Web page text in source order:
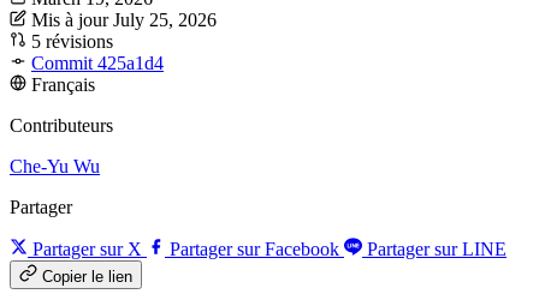
Mis à jour July 25, 2026
5 révisions
Commit 425a1d4
Français
Contributeurs
Che-Yu Wu
Partager
Partager sur X Partager sur Facebook Partager sur LINE
Copier le lien